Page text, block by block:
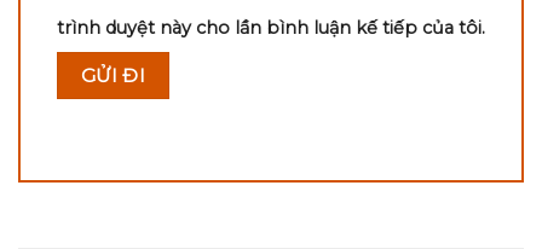
trình duyệt này cho lần bình luận kế tiếp của tôi.